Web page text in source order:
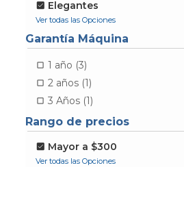
Elegantes
Garantía Máquina
1 año (3)
2 años (1)
3 Años (1)
Rango de precios
Mayor a $300